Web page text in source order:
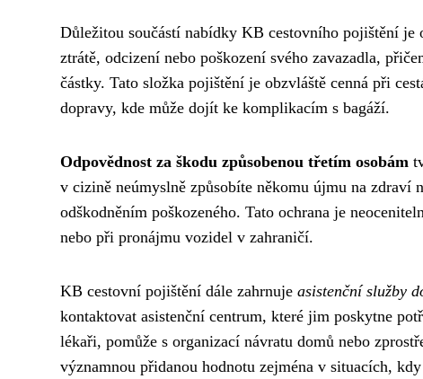
Důležitou součástí nabídky KB cestovního pojištění je
ztrátě, odcizení nebo poškození svého zavazadla,
částky. Tato složka pojištění je obzvláště cenná při
dopravy, kde může dojít ke komplikacím s bagáží.
Odpovědnost za škodu způsobenou třetím osobám
v cizině neúmyslně způsobíte někomu újmu na zdraví
odškodněním poškozeného. Tato ochrana je
nebo při pronájmu vozidel v zahraničí.
KB cestovní pojištění dále zahrnuje asistenční služby
kontaktovat asistenční centrum, které jim poskytne
lékaři, pomůže s organizací návratu domů nebo
významnou přidanou hodnotu zejména v situacích,